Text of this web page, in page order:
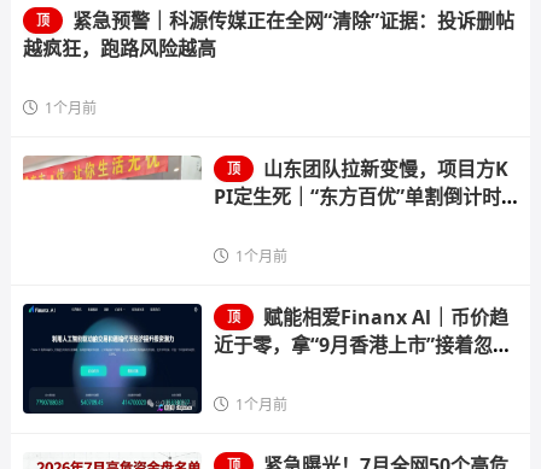
顶
紧急预警｜科源传媒正在全网“清除”证据：投诉删帖
越疯狂，跑路风险越高
1个月前
顶
山东团队拉新变慢，项目方K
PI定生死｜“东方百优”单割倒计时
1个月前
顶
赋能相爱Finanx Al｜币价趋
近于零，拿“9月香港上市”接着忽悠
1个月前
顶